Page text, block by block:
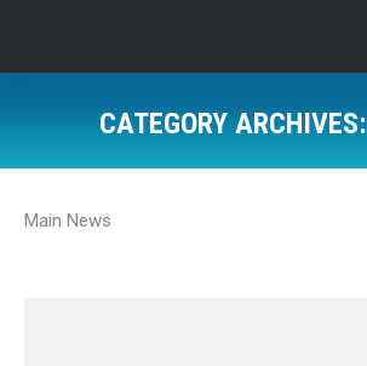
CATEGORY ARCHIVES:
Main News